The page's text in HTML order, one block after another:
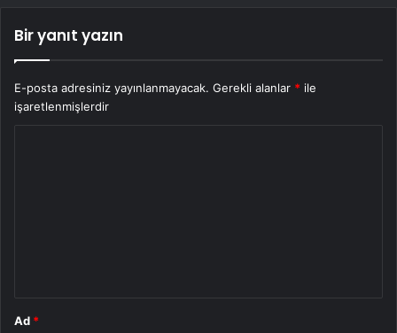
Bir yanıt yazın
E-posta adresiniz yayınlanmayacak. Gerekli alanlar * ile
işaretlenmişlerdir
Ad *